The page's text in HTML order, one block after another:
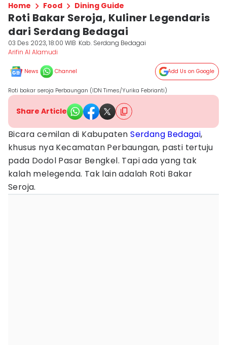
Home Food Dining Guide
Roti Bakar Seroja, Kuliner Legendaris
dari Serdang Bedagai
03 Des 2023, 18:00 WIB Kab. Serdang Bedagai
Arifin Al Alamudi
News Channel Add Us on Google
Roti bakar seroja Perbaungan (IDN Times/Yurika Febrianti)
Share Article
Bicara cemilan di KabupatenSerdang Bedagai,
khusus nya Kecamatan Perbaungan, pasti tertuju
pada Dodol Pasar Bengkel. Tapi ada yang tak
kalah melegenda. Tak lain adalah Roti Bakar
Seroja.